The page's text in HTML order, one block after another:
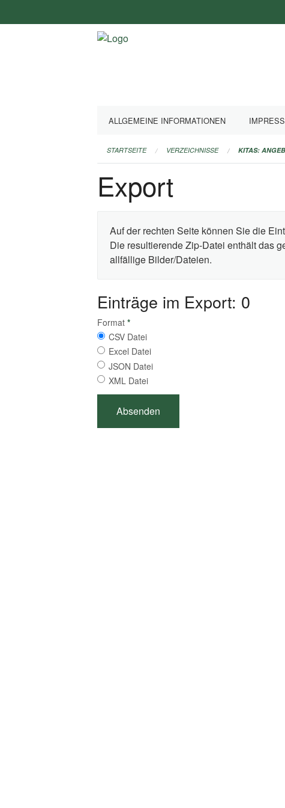
überspringen
ALLGEMEINE INFORMATIONEN
STARTSEITE VERZEICHNISSE KITAS:
Export
Auf der rechten Seite können Sie die
Die resultierende Zip-Datei enthält das
allfällige Bilder/Dateien.
Einträge im Export: 0
Format *
CSV Datei
Excel Datei
JSON Datei
XML Datei